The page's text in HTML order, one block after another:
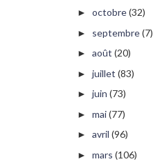
► octobre(32)
► septembre(7)
► août (20)
► juillet (83)
► juin (73)
► mai(77)
► avril (96)
► mars (106)